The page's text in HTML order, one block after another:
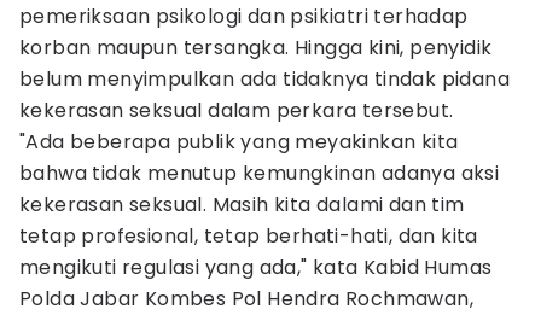
pemeriksaan psikologi dan psikiatri terhadap
korban maupun tersangka. Hingga kini, penyidik
belum menyimpulkan ada tidaknya tindak pidana
kekerasan seksual dalam perkara tersebut.
"Ada beberapa publik yang meyakinkan kita
bahwa tidak menutup kemungkinan adanya aksi
kekerasan seksual. Masih kita dalami dan tim
tetap profesional, tetap berhati-hati, dan kita
mengikuti regulasi yang ada," kata Kabid Humas
Polda Jabar Kombes Pol Hendra Rochmawan,